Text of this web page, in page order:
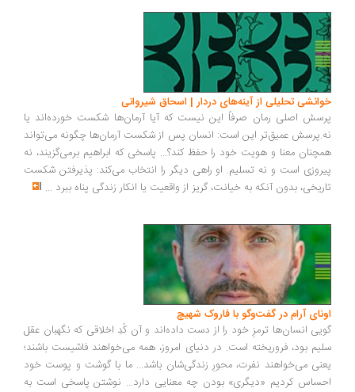
تحلیلی از آینه‌های دردار | اسحاق شیروانی
اصلی رمان صرفاً این نیست که آیا آرمان‌ها شکست خورده‌اند یا
عمیق‌تر این است: انسان پس از شکست آرمان‌ها چگونه می‌تواند
معنا و هویت خود را حفظ کند؟... پاسخی که ابراهیم برمی‌گزیند، نه
است و نه تسلیم. او راهی دیگر را انتخاب می‌کند: پذیرفتن شکست
بدون آنکه به خیانت، گریز از واقعیت یا انکار زندگی پناه ببرد...
آرام در گفت‌وگو با فاروک شهیچ‭
انسان‌ها ترمزِ خود را از دست داده‌اند و آن کُدِ اخلاقی که نگهبان عقل
بود، فروریخته است. در دنیای امروز، همه می‌خواهند فاشیست باشند؛
می‌خواهند نفرت، محورِ زندگی‌شان باشد... ما با گوشت و پوست خود
کردیم «دیگری» بودن چه معنایی دارد... نوشتن پاسخی است به